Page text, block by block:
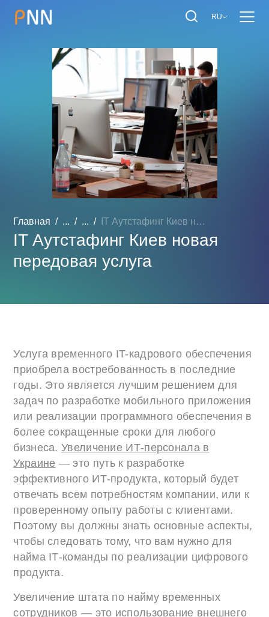
RU
Главная ... ... IT Аутстафинг Киев новая ...
IT Аутстафинг Киев новая
передовая услуга
Услуга временного IT-кадрового обеспечения
приобрела востребованность в последние
годы. Это является лучшим решением для
задач по разработке мобильного приложения
или реализации программного обеспечения в
более сокращенные сроки для любого
бизнеса.Увеличение ИТ-персонала в
Украине — это путь к разработке
эффективного ИТ-продукта, который будет
отвечать всем потребностям компании, или к
проверенному опыту работы с клиентами.
Поэтому вы должны знать основные аспекты,
чтобы следовать тому, что вам нужно для
найма IТ-команды по реализации цифрового
продукта.
Увеличение штата по найму временных
сотрудников — это использование внешнего